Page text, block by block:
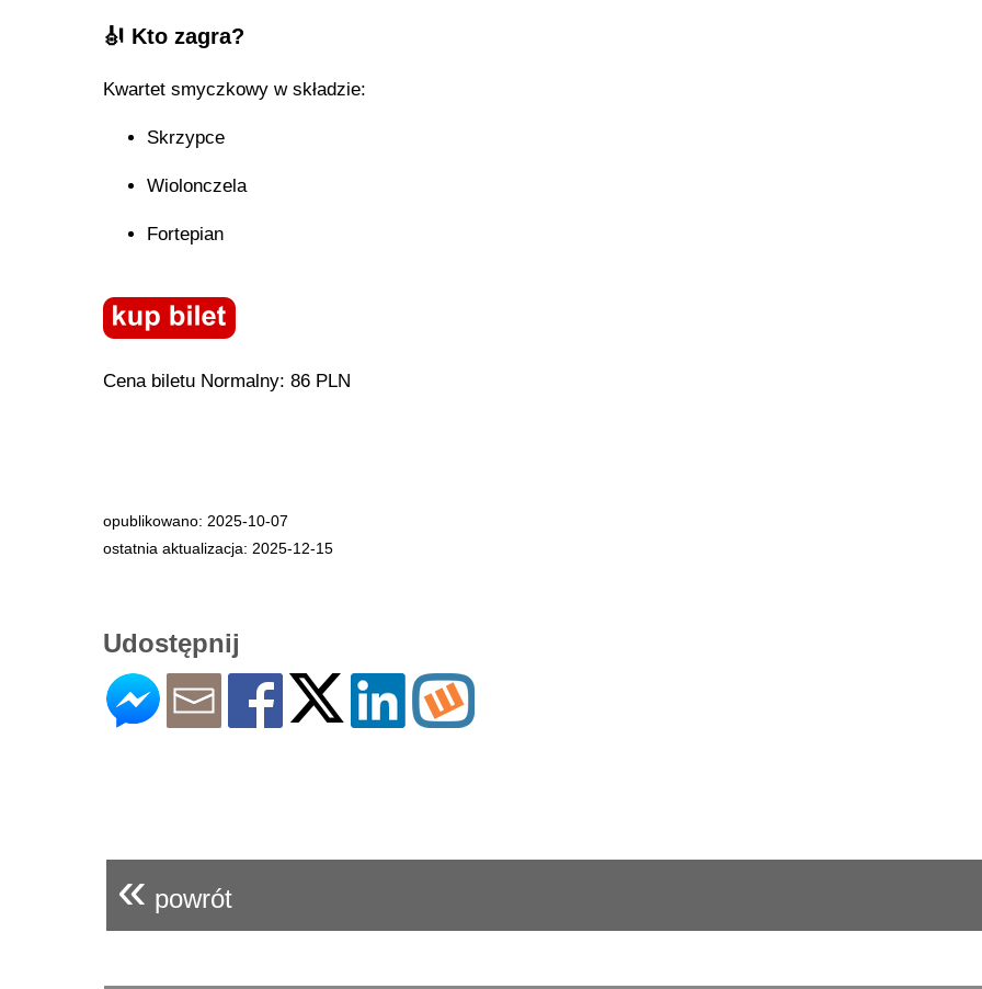
🎻 K to zagra?
Kwartet smyczkowy w składzie:
Skrzypce
Wiolonczela
Fortepian
Cena biletu Normalny: 86 PLN
opublikowano: 2025-10-07
ostatnia aktualizacja: 2025-12-15
Udostępnij
« powrót